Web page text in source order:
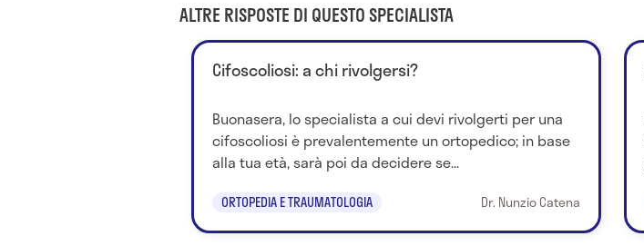
ALTRE RISPOSTE DI QUESTO SPECIALISTA
Cifoscoliosi: a chi rivolgersi?
Buonasera, lo specialista a cui devi rivolgerti per una
cifoscoliosi è prevalentemente un ortopedico; in base
alla tua età, sarà poi da decidere se...
ORTOPEDIA E TRAUMATOLOGIA Dr. Nunzio Catena